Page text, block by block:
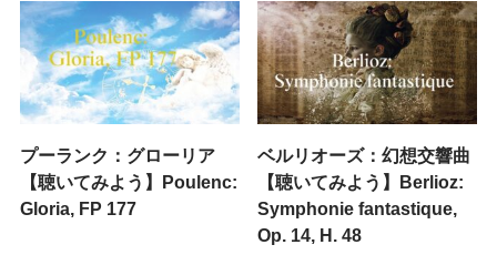
プーランク：グローリア
【聴いてみよう】Poulenc:
Gloria, FP 177
ベルリオーズ：幻想交響曲
【聴いてみよう】Berlioz:
Symphonie fantastique,
Op. 14, H. 48